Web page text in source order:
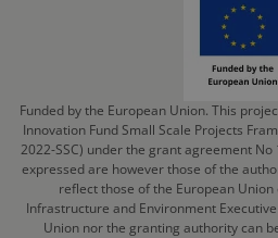
Funded by the European Union. This
Innovation Fund Small Scale Projects
2022-SSC) under the grant agreement
expressed are however those of the
reflect those of the European
Infrastructure and Environment
Union nor the granting authority can